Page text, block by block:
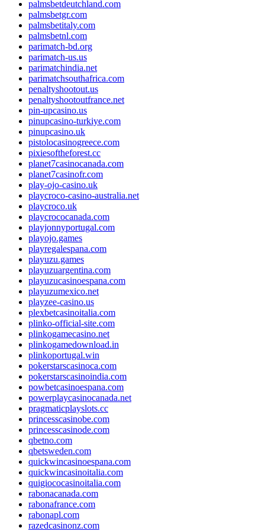
palmsbetdeutchland.com
palmsbetgr.com
palmsbetitaly.com
palmsbetnl.com
parimatch-bd.org
parimatch-us.us
parimatchindia.net
parimatchsouthafrica.com
penaltyshootout.us
penaltyshootoutfrance.net
pin-upcasino.us
pinupcasino-turkiye.com
pinupcasino.uk
pistolocasinogreece.com
pixiesoftheforest.cc
planet7casinocanada.com
planet7casinofr.com
play-ojo-casino.uk
playcroco-casino-australia.net
playcroco.uk
playcrococanada.com
playjonnyportugal.com
playojo.games
playregalespana.com
playuzu.games
playuzuargentina.com
playuzucasinoespana.com
playuzumexico.net
playzee-casino.us
plexbetcasinoitalia.com
plinko-official-site.com
plinkogamecasino.net
plinkogamedownload.in
plinkoportugal.win
pokerstarscasinoca.com
pokerstarscasinoindia.com
powbetcasinoespana.com
powerplaycasinocanada.net
pragmaticplayslots.cc
princesscasinobe.com
princesscasinode.com
qbetno.com
qbetsweden.com
quickwincasinoespana.com
quickwincasinoitalia.com
quigiococasinoitalia.com
rabonacanada.com
rabonafrance.com
rabonapl.com
razedcasinonz.com